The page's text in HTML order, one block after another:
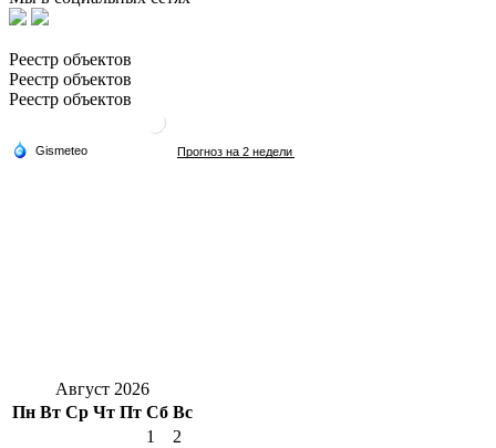
Реестр объектов
Реестр объектов
Реестр объектов
Август 2026
Пн Вт Ср Чт Пт Сб Вс
1
2